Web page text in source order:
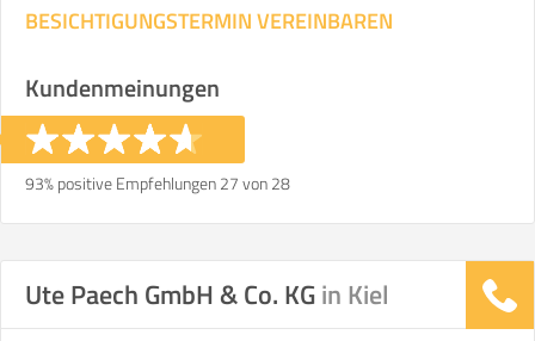
Stunden
BESICHTIGUNGSTERMIN VEREINBAREN
Kundenmeinungen
93% positive Empfehlungen 27 von 28
Ute Paech GmbH & Co. KGin Kiel